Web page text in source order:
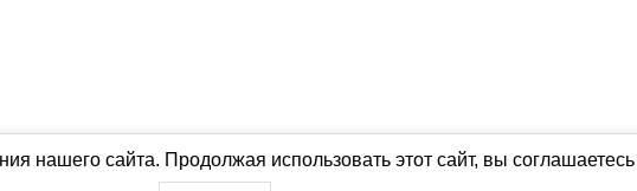
обязательна активная ссылка
нашего сайта. Продолжая использовать этот сайт, вы